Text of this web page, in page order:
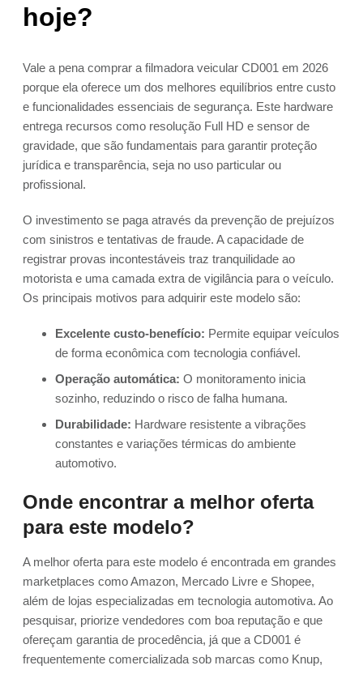
hoje?
Vale a pena comprar a filmadora veicular CD001 em 2026
porque ela oferece um dos melhores equilíbrios entre custo
e funcionalidades essenciais de segurança. Este hardware
entrega recursos como resolução Full HD e sensor de
gravidade, que são fundamentais para garantir proteção
jurídica e transparência, seja no uso particular ou
profissional.
O investimento se paga através da prevenção de prejuízos
com sinistros e tentativas de fraude. A capacidade de
registrar provas incontestáveis traz tranquilidade ao
motorista e uma camada extra de vigilância para o veículo.
Os principais motivos para adquirir este modelo são:
Excelente custo-benefício: Permite equipar veículos
de forma econômica com tecnologia confiável.
Operação automática: O monitoramento inicia
sozinho, reduzindo o risco de falha humana.
Durabilidade: Hardware resistente a vibrações
constantes e variações térmicas do ambiente
automotivo.
Onde encontrar a melhor oferta
para este modelo?
A melhor oferta para este modelo é encontrada em grandes
marketplaces como Amazon, Mercado Livre e Shopee,
além de lojas especializadas em tecnologia automotiva. Ao
pesquisar, priorize vendedores com boa reputação e que
ofereçam garantia de procedência, já que a CD001 é
frequentemente comercializada sob marcas como Knup,